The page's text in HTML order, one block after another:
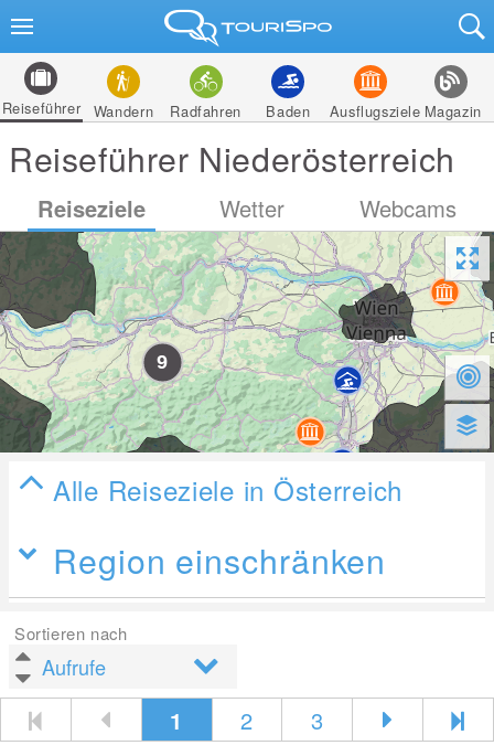
Reiseführer Wandern Radfahren Baden Ausflugsziele Magazin
Reiseführer Niederösterreich
Reiseziele Wetter Webcams
Alle Reiseziele in Österreich
Region einschränken
Sortieren nach
1 2 3